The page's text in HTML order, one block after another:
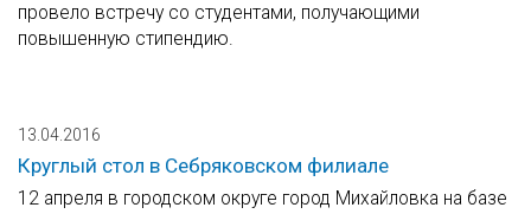
провело встречу со студентами, получающими
повышенную стипендию.
13.04.2016
Круглый стол в Себряковском филиале
12 апреля в городском округе город Михайловка на базе